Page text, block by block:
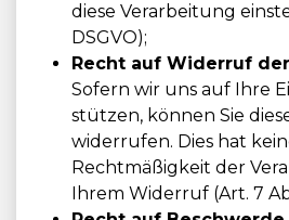
diese Verarbeitung
DSGVO);
Recht auf Widerruf
Sofern wir uns auf Ihre
stützen, können Sie
widerrufen. Dies hat
Rechtmäßigkeit der
Ihrem Widerruf (Art. 7